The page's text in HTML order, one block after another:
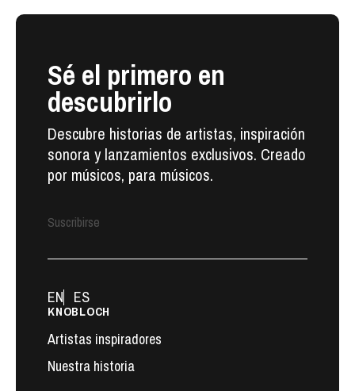
Sé el primero en
descubrirlo
Descubre historias de artistas, inspiración
sonora y lanzamientos exclusivos. Creado
por músicos, para músicos.
Suscribirse
KNOBLOCH
Artistas inspiradores
Nuestra historia
EN ES